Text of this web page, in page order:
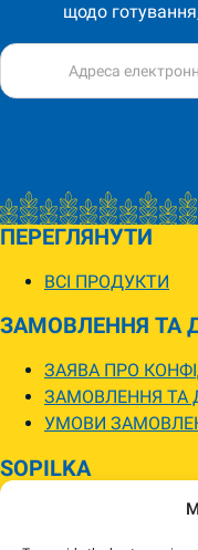
щодо
ПЕРЕГЛЯНУТИ
ВСІ ПРОДУКТИ
ЗАМОВЛЕННЯ ТА
ЗАЯВА ПРО
ЗАМОВЛЕННЯ ТА
УМОВИ
SOPILKA
МАГАЗИНИ